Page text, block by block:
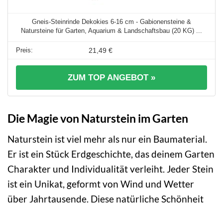
Gneis-Steinrinde Dekokies 6-16 cm - Gabionensteine &
Natursteine für Garten, Aquarium & Landschaftsbau (20 KG) ...
21,49 €
ZUM TOP ANGEBOT »
Die Magie von Naturstein im Garten
Naturstein ist viel mehr als nur ein Baumaterial.
Er ist ein Stück Erdgeschichte, das deinem Garten
Charakter und Individualität verleiht. Jeder Stein
ist ein Unikat, geformt von Wind und Wetter
über Jahrtausende. Diese natürliche Schönheit